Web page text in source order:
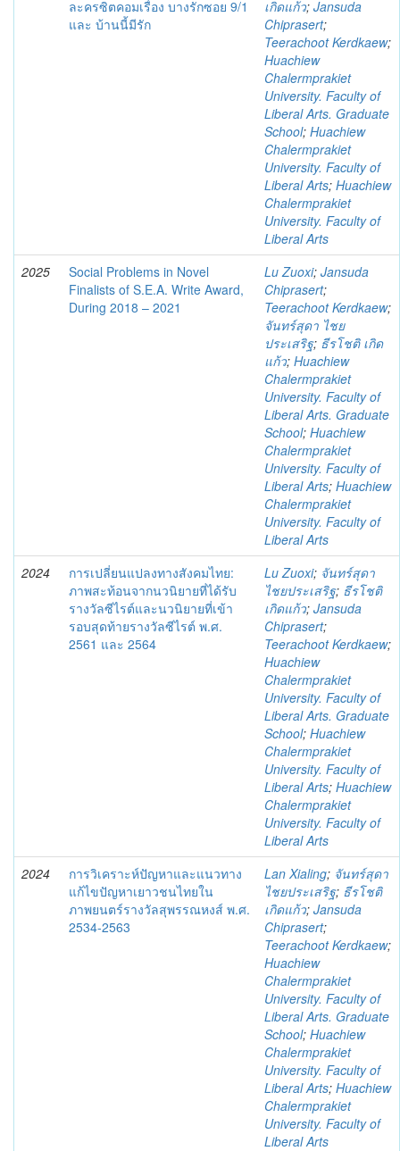
ละครซิตคอมเรื่อง บางรักซอย 9/1
และ บ้านนี้มีรัก
เกิดแก้ว; Jansuda
Chiprasert;
Teerachoot Kerdkaew;
Huachiew
Chalermprakiet
University. Faculty of
Liberal Arts. Graduate
School; Huachiew
Chalermprakiet
University. Faculty of
Liberal Arts; Huachiew
Chalermprakiet
University. Faculty of
Liberal Arts
2025
Social Problems in Novel
Finalists of S.E.A. Write Award,
During 2018 – 2021
Lu Zuoxi; Jansuda
Chiprasert;
Teerachoot Kerdkaew;
จันทร์สุดา ไชย
ประเสริฐ; ธีรโชติ เกิด
แก้ว; Huachiew
Chalermprakiet
University. Faculty of
Liberal Arts. Graduate
School; Huachiew
Chalermprakiet
University. Faculty of
Liberal Arts; Huachiew
Chalermprakiet
University. Faculty of
Liberal Arts
2024
การเปลี่ยนแปลงทางสังคมไทย:
ภาพสะท้อนจากนวนิยายที่ได้รับ
รางวัลซีไรต์และนวนิยายที่เข้า
รอบสุดท้ายรางวัลซีไรต์ พ.ศ.
2561 และ 2564
Lu Zuoxi; จันทร์สุดา
ไชยประเสริฐ; ธีรโชติ
เกิดแก้ว; Jansuda
Chiprasert;
Teerachoot Kerdkaew;
Huachiew
Chalermprakiet
University. Faculty of
Liberal Arts. Graduate
School; Huachiew
Chalermprakiet
University. Faculty of
Liberal Arts; Huachiew
Chalermprakiet
University. Faculty of
Liberal Arts
2024
การวิเคราะห์ปัญหาและแนวทาง
แก้ไขปัญหาเยาวชนไทยใน
ภาพยนตร์รางวัลสุพรรณหงส์ พ.ศ.
2534-2563
Lan Xialing; จันทร์สุดา
ไชยประเสริฐ; ธีรโชติ
เกิดแก้ว; Jansuda
Chiprasert;
Teerachoot Kerdkaew;
Huachiew
Chalermprakiet
University. Faculty of
Liberal Arts. Graduate
School; Huachiew
Chalermprakiet
University. Faculty of
Liberal Arts; Huachiew
Chalermprakiet
University. Faculty of
Liberal Arts